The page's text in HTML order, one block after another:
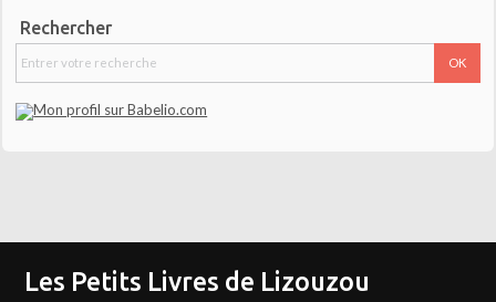
Rechercher
Les Petits Livres de Lizouzou